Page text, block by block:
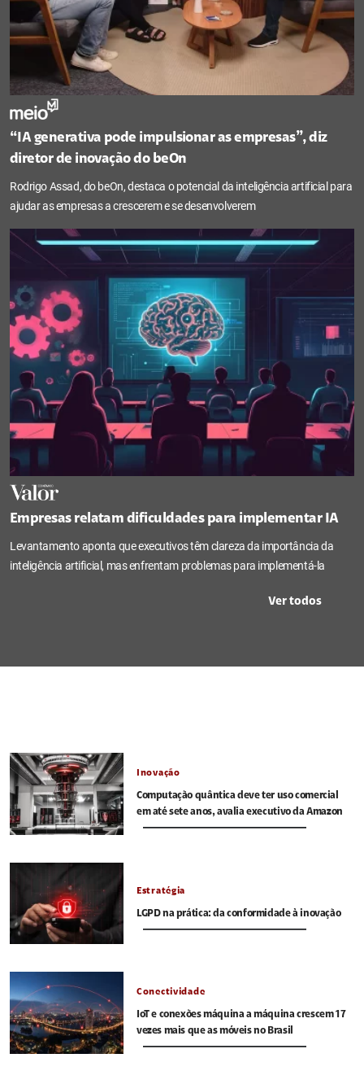
“IA generativa pode impulsionar as empresas”, diz
diretor de inovação do beOn
Rodrigo Assad, do beOn, destaca o potencial da inteligência artificial para
ajudar as empresas a crescerem e se desenvolverem
Empresas relatam dificuldades para implementar IA
Levantamento aponta que executivos têm clareza da importância da
inteligência artificial, mas enfrentam problemas para implementá-la
Ver todos
Inovação
Computação quântica deve ter uso comercial
em até sete anos, avalia executivo da Amazon
Estratégia
LGPD na prática: da conformidade à inovação
Conectividade
IoT e conexões máquina a máquina crescem 17
vezes mais que as móveis no Brasil